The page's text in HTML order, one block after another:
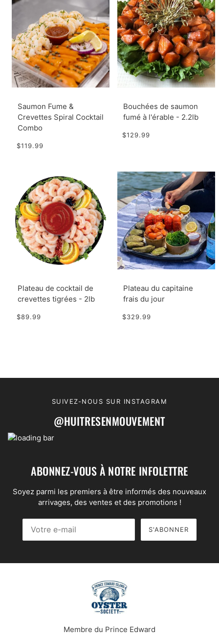
Saumon Fume &
Crevettes Spiral Cocktail
Combo
$119.99
Bouchées de saumon
fumé à l'érable - 2.2lb
$129.99
Plateau de cocktail de
crevettes tigrées - 2lb
$89.99
Plateau du capitaine
frais du jour
$329.99
@HUITRESENMOUVEMENT
SUIVEZ-NOUS SUR INSTAGRAM
ABONNEZ-VOUS À NOTRE INFOLETTRE
Soyez parmi les premiers à être informés des nouveaux
arrivages, des ventes et des promotions !
S'ABONNER
Membre du Prince Edward